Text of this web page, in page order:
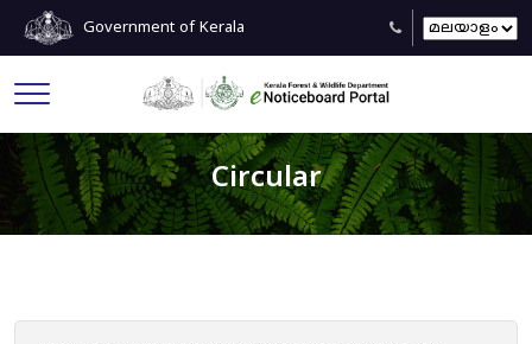
Government of Kerala
Circular